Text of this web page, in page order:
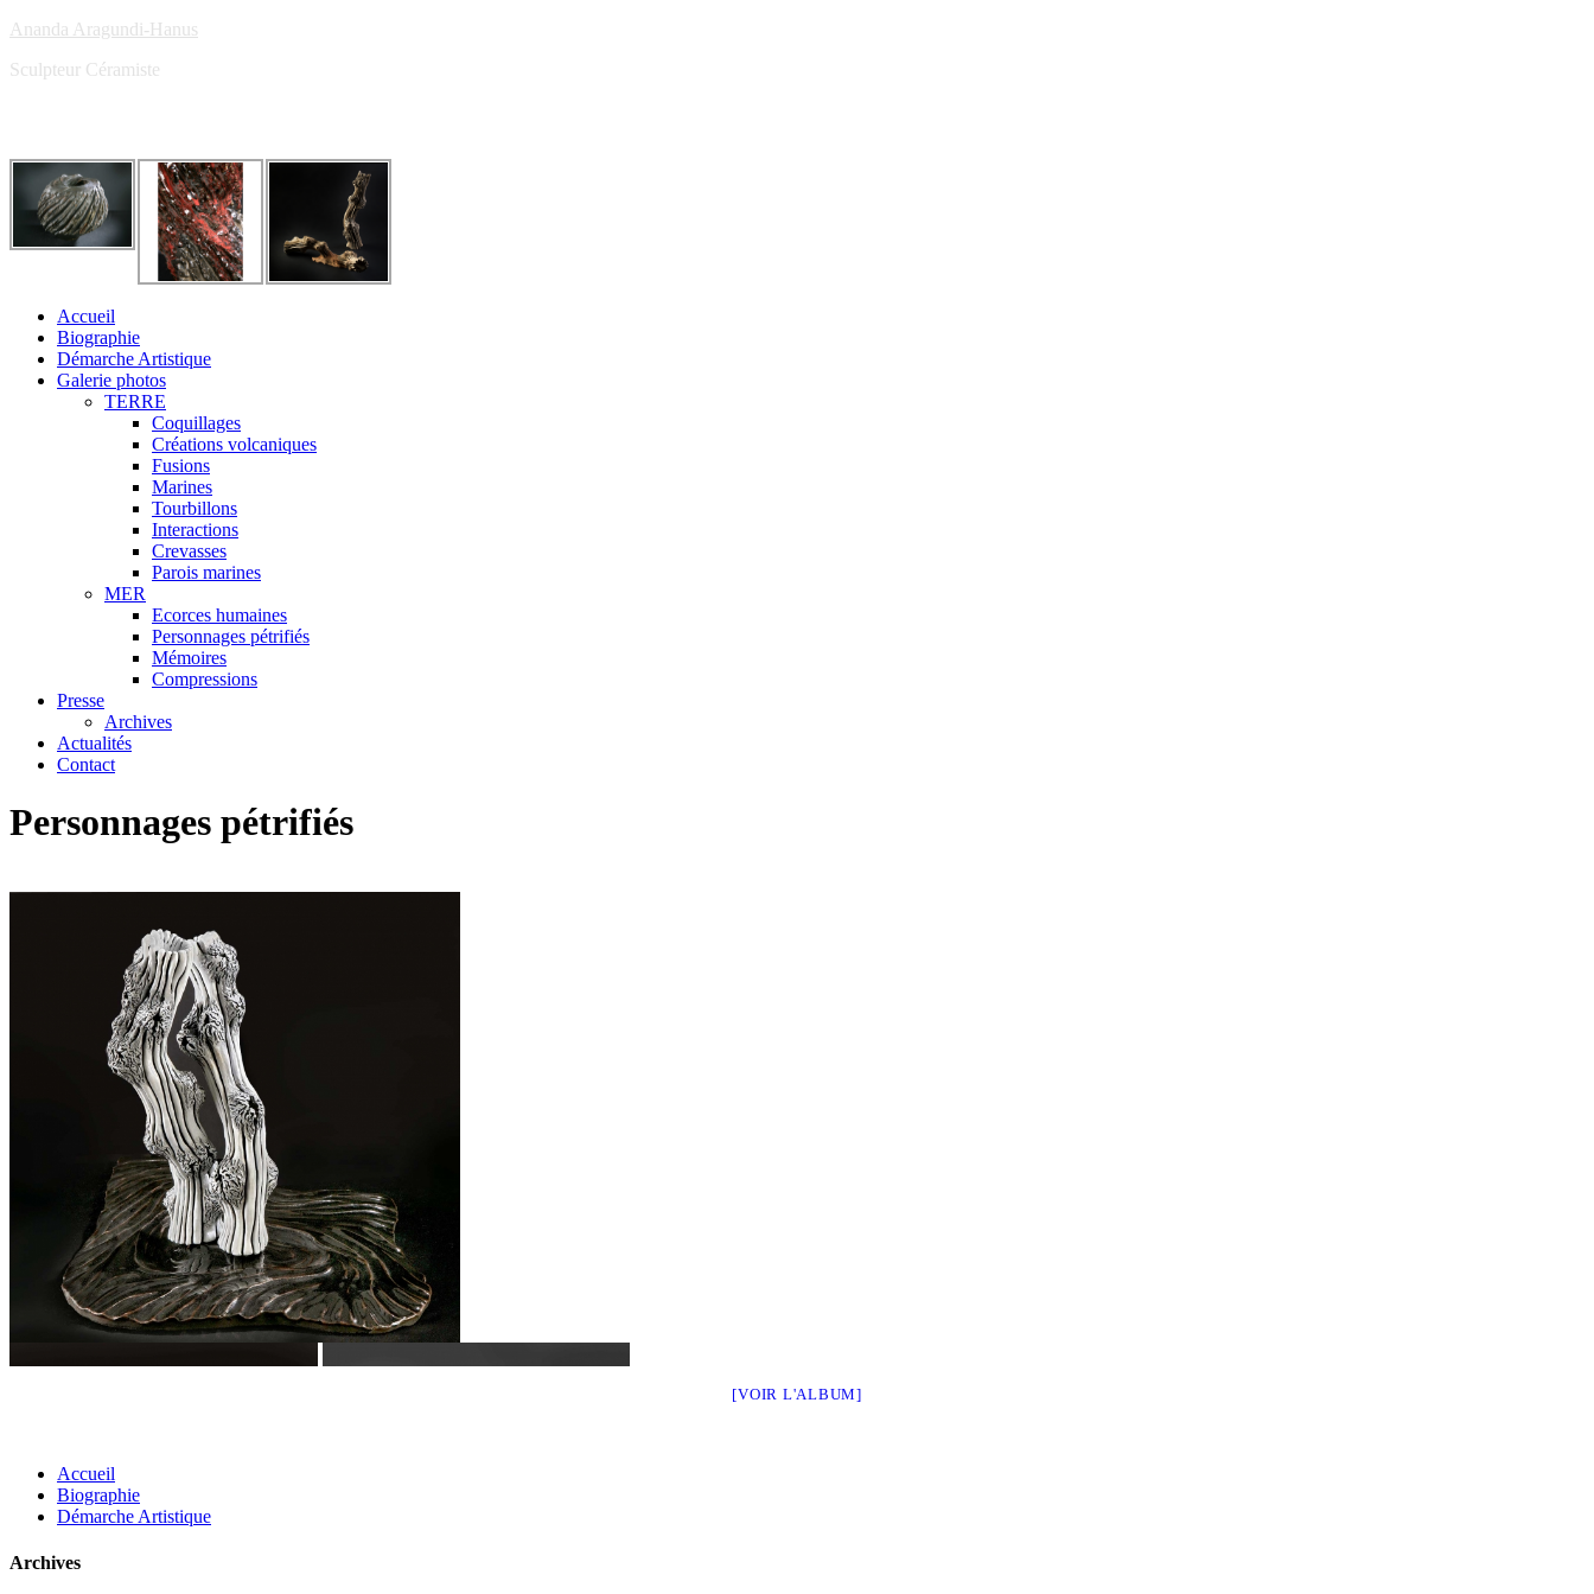
Ananda Aragundi-Hanus
Sculpteur Céramiste
Accueil
Biographie
Démarche Artistique
Galerie photos
TERRE
Coquillages
Créations volcaniques
Fusions
Marines
Tourbillons
Interactions
Crevasses
Parois marines
MER
Ecorces humaines
Personnages pétrifiés
Mémoires
Compressions
Presse
Archives
Actualités
Contact
Personnages pétrifiés
[VOIR L'ALBUM]
Accueil
Biographie
Démarche Artistique
Archives